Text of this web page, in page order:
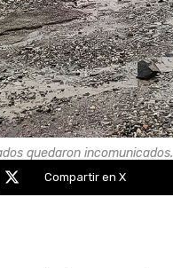
quedaron incomunicados.
Compartir en X